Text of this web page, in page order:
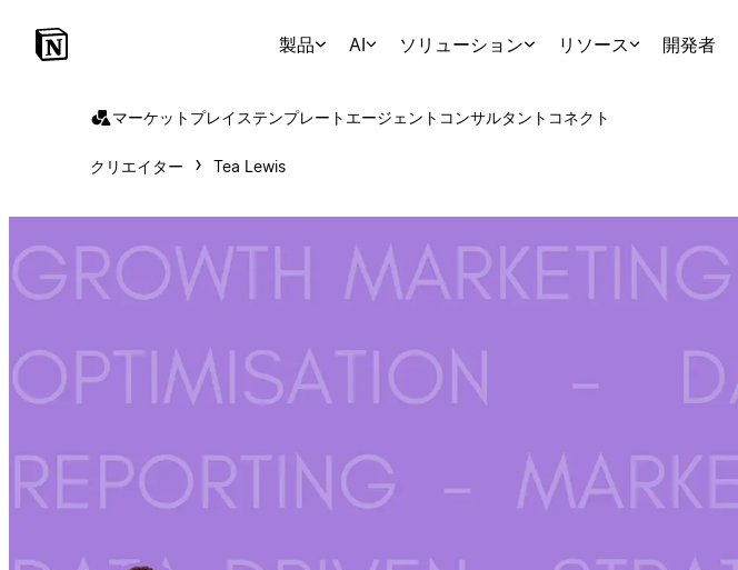
製品 AI ソリューション リソース 開発者
マーケットプレイステンプレート エージェント コンサルタント コネクト
クリエイター Tea Lewis